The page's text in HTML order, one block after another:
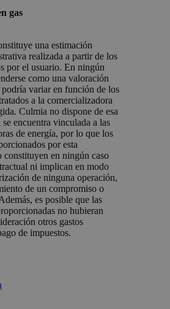
gas
una estimación
realizada a partir de los
por el usuario. En ningún
como una valoración
podría variar en función de los
a la comercializadora
Culmia no dispone de esa
encuentra vinculada a las
de energía, por lo que los
por esta
constituyen en ningún caso
ni implican en modo
de ninguna operación,
de un compromiso o
es posible que las
no hubieran
otros gastos
de impuestos.